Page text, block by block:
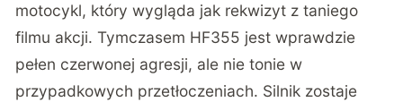
motocykl, który wygląda jak rekwizyt z taniego
filmu akcji. Tymczasem HF355 jest wprawdzie
pełen czerwonej agresji, ale nie tonie w
przypadkowych przetłoczeniach. Silnik zostaje